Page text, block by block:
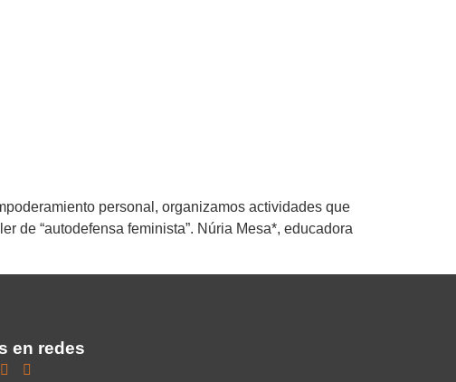
personal, organizamos actividades que
de “autodefensa feminista”. Núria Mesa*, educadora
en redes